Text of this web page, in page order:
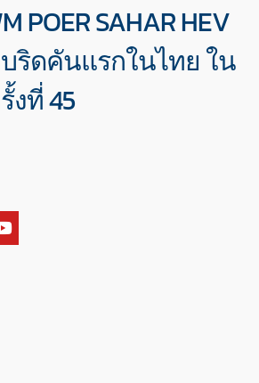
POER SAHAR HEV
ริดคันแรกในไทย ใน
งที่ 45